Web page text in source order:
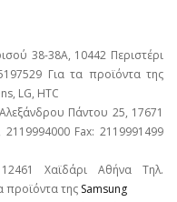
38-38Α, 10442 Περιστέρι
Για τα προϊόντα της
LG, HTC
Αλεξάνδρου Πάντου 25, 17671
Fax: 2119991499
Χαϊδάρι Αθήνα Τηλ.
προϊόντα της Samsung